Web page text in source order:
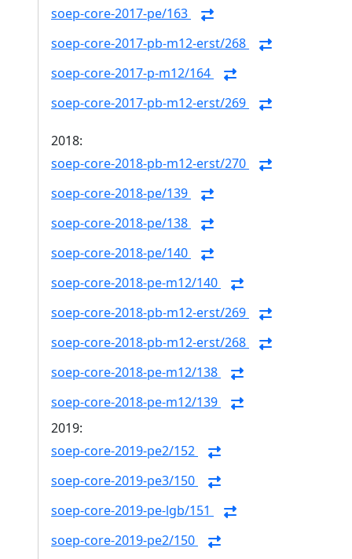
soep-core-2017-pe/163
soep-core-2017-pb-m12-erst/268
soep-core-2017-p-m12/164
soep-core-2017-pb-m12-erst/269
2018:
soep-core-2018-pb-m12-erst/270
soep-core-2018-pe/139
soep-core-2018-pe/138
soep-core-2018-pe/140
soep-core-2018-pe-m12/140
soep-core-2018-pb-m12-erst/269
soep-core-2018-pb-m12-erst/268
soep-core-2018-pe-m12/138
soep-core-2018-pe-m12/139
2019:
soep-core-2019-pe2/152
soep-core-2019-pe3/150
soep-core-2019-pe-lgb/151
soep-core-2019-pe2/150